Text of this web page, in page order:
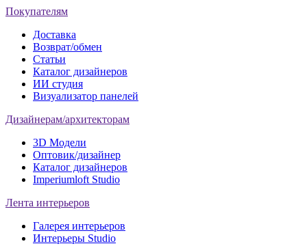
Покупателям
Доставка
Возврат/обмен
Статьи
Каталог дизайнеров
ИИ студия
Визуализатор панелей
Дизайнерам/архитекторам
3D Модели
Оптовик/дизайнер
Каталог дизайнеров
Imperiumloft Studio
Лента интерьеров
Галерея интерьеров
Интерьеры Studio